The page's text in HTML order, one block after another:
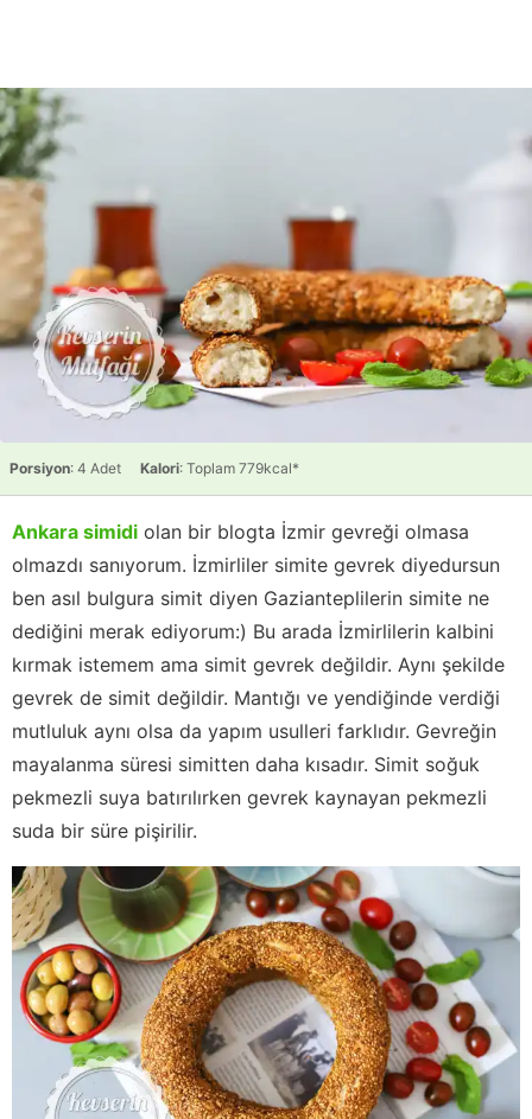
Porsiyon: 4 Adet Kalori: Toplam 779kcal*
Ankara simidi olan bir blogta İzmir gevreği olmasa
olmazdı sanıyorum. İzmirliler simite gevrek diyedursun
ben asıl bulgura simit diyen Gazianteplilerin simite ne
dediğini merak ediyorum:) Bu arada İzmirlilerin kalbini
kırmak istemem ama simit gevrek değildir. Aynı şekilde
gevrek de simit değildir. Mantığı ve yendiğinde verdiği
mutluluk aynı olsa da yapım usulleri farklıdır. Gevreğin
mayalanma süresi simitten daha kısadır. Simit soğuk
pekmezli suya batırılırken gevrek kaynayan pekmezli
suda bir süre pişirilir.